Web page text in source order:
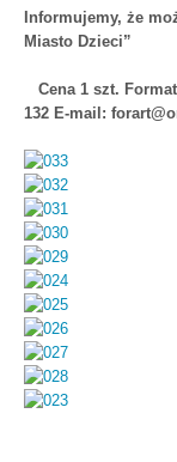
Informujemy, że
Miasto Dzieci”
Cena 1 szt.
132 E-mail: